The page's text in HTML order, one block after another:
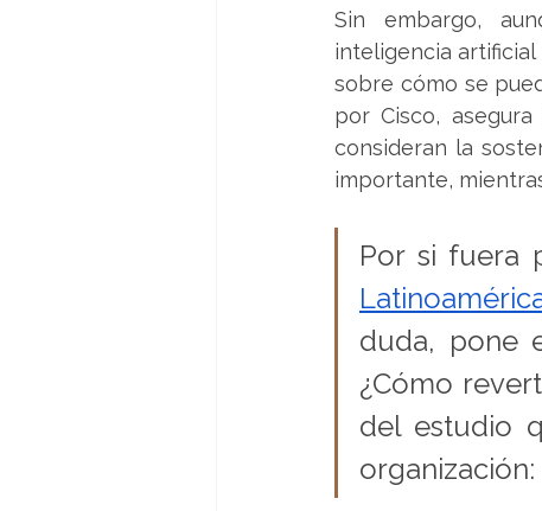
Sin embargo,
inteligencia
sobre cómo se
por Cisco,
consideran la
importante,
Por si fuera
duda, pone
¿Cómo
del estudio
organización: